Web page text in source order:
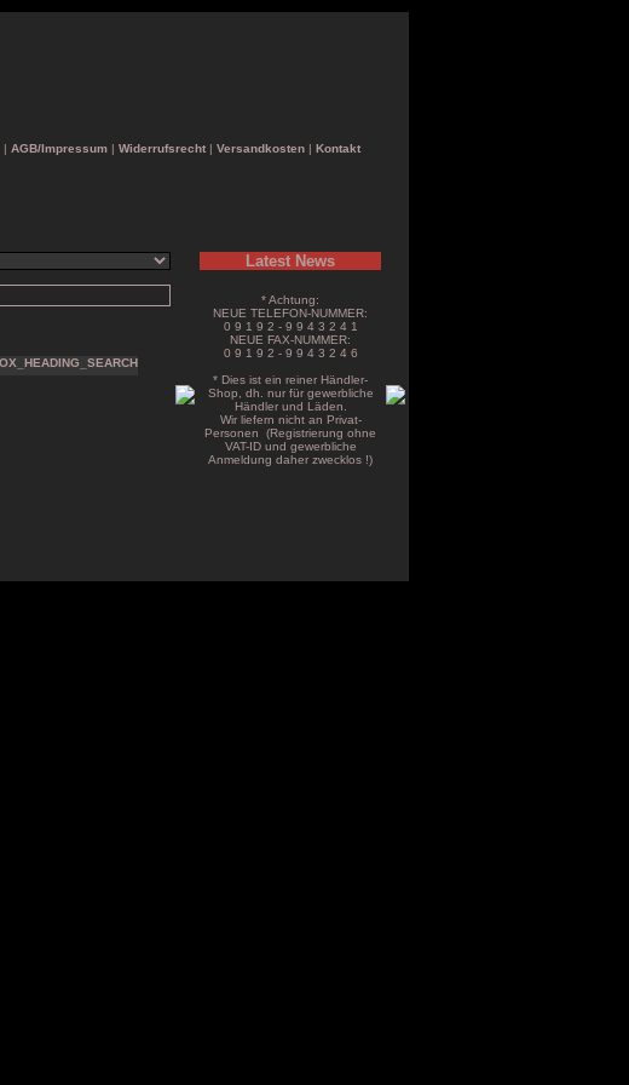
| AGB/Impressum| Widerrufsrecht| Versandkosten| Kontakt
Latest News
* Achtung:
NEUE TELEFON-NUMMER:
0 9 1 9 2 - 9 9 4 3 2 4 1
NEUE FAX-NUMMER:
0 9 1 9 2 - 9 9 4 3 2 4 6
* Dies ist ein reiner Händler-
Shop, dh. nur für gewerbliche
Händler und Läden.
Wir liefern nicht an Privat-
Personen (Registrierung ohne
VAT-ID und gewerbliche
Anmeldung daher zwecklos !)